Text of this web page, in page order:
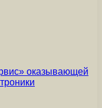
оказывающей